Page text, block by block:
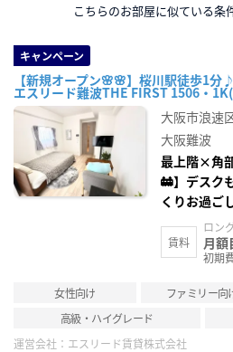
こちらのお部屋に似ている条
キャンペーン
【新規オープン🌸🌸】桜川駅徒歩1
エスリード難波THE FIRST 1506・
大阪市浪速
大阪難波
最上階×角
🚋】デスク
くりお過ご
賃料
ロン
月額
初期
女性向け ファミリー向
高級・ハイグレード
運営会社： エスリード賃貸株式会社